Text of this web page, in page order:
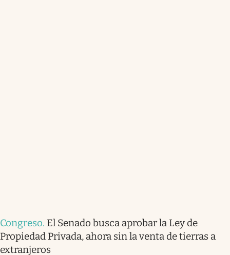
Congreso. El Senado busca aprobar la Ley de
Propiedad Privada, ahora sin la venta de tierras a
extranjeros